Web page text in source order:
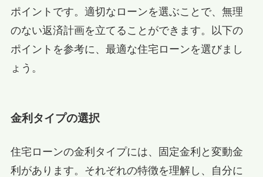
ポイントです。適切なローンを選ぶことで、無理
のない返済計画を立てることができます。以下の
ポイントを参考に、最適な住宅ローンを選びまし
ょう。
金利タイプの選択
住宅ローンの金利タイプには、固定金利と変動金
利があります。それぞれの特徴を理解し、自分に